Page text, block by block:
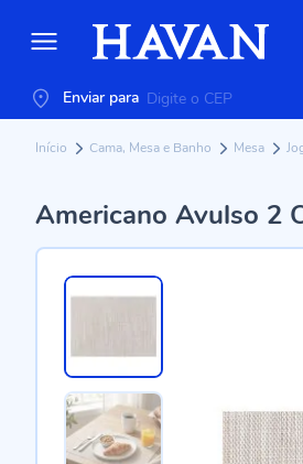
Enviar para
Início Cama, Mesa e Banho Mesa
Americano Avulso 2